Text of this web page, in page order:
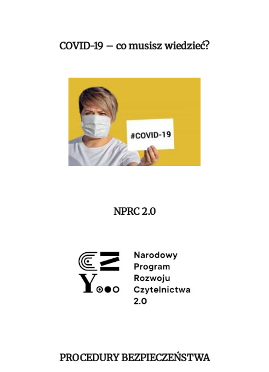
COVID-19 – co musisz wiedzieć?
NPRC 2.0
PROCEDURY BEZPIECZEŃSTWA